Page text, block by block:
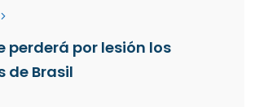
perderá por lesión los
de Brasil